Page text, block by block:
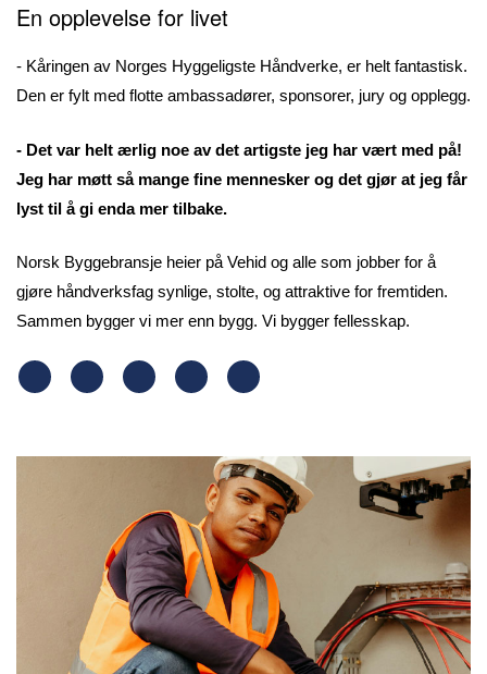
En opplevelse for livet
- Kåringen av Norges Hyggeligste Håndverke, er helt fantastisk.
Den er fylt med flotte ambassadører, sponsorer, jury og opplegg.
- Det var helt ærlig noe av det artigste jeg har vært med på!
Jeg har møtt så mange fine mennesker og det gjør at jeg får
lyst til å gi enda mer tilbake.
Norsk Byggebransje heier på Vehid og alle som jobber for å
gjøre håndverksfag synlige, stolte, og attraktive for fremtiden.
Sammen bygger vi mer enn bygg. Vi bygger fellesskap.